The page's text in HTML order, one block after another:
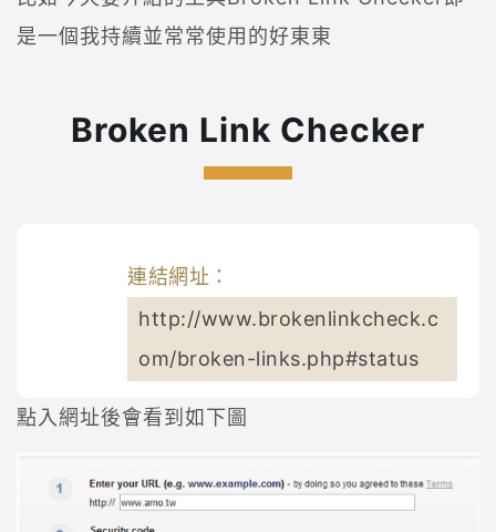
是一個我持續並常常使用的好東東
Broken Link Checker
連結網址：
http://www.brokenlinkcheck.c
om/broken-links.php#status
點入網址後會看到如下圖